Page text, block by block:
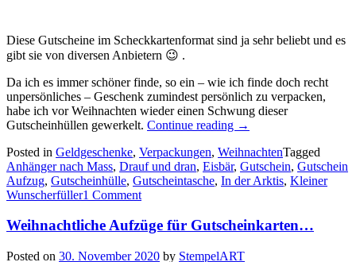
Diese Gutscheine im Scheckkartenformat sind ja sehr beliebt und es
gibt sie von diversen Anbietern 😉 .
Da ich es immer schöner finde, so ein – wie ich finde doch recht
unpersönliches – Geschenk zumindest persönlich zu verpacken,
habe ich vor Weihnachten wieder einen Schwung dieser
Gutscheinhüllen gewerkelt. Continue reading „Eine
für
Gutscheinkarten…“
→
Posted in Geldgeschenke, Verpackungen, WeihnachtenTagged
Anhänger nach Mass, Drauf und dran, Eisbär, Gutschein, Gutschein
Aufzug, Gutscheinhülle, Gutscheintasche, In der Arktis, Kleiner
Wunscherfüller1 Comment
Weihnachtliche Aufzüge für Gutscheinkarten…
Posted on 30. November 2020 by StempelART